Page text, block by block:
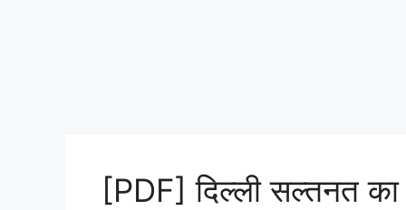
[PDF] दिल्ली सल्तनत